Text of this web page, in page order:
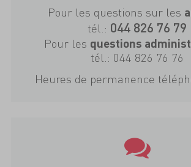
Pour les questions sur les
tél.: 044 826 76 79
Pour les questions
tél.: 044 826 76 76
Heures de permanence